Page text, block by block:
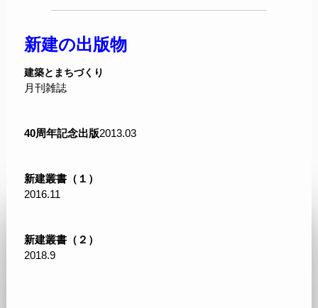
新建の出版物
建築とまちづくり
月刊雑誌
40周年記念出版2013.03
新建叢書（１）
2016.11
新建叢書（２）
2018.9